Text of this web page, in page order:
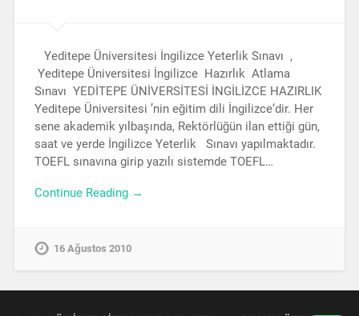
Yeditepe Üniversitesi İngilizce Yeterlik Sınavı ,
Yeditepe Üniversitesi İngilizce Hazırlık Atlama
Sınavı YEDİTEPE ÜNİVERSİTESİ İNGİLİZCE HAZIRLIK
Yeditepe Üniversitesi ’nin eğitim dili İngilizce‘dir. Her
sene akademik yılbaşında, Rektörlüğün ilan ettiği gün,
saat ve yerde İngilizce Yeterlik Sınavı yapılmaktadır.
TOEFL sınavına girip yazılı sistemde TOEFL…
Continue Reading →
16 Ağustos 2010